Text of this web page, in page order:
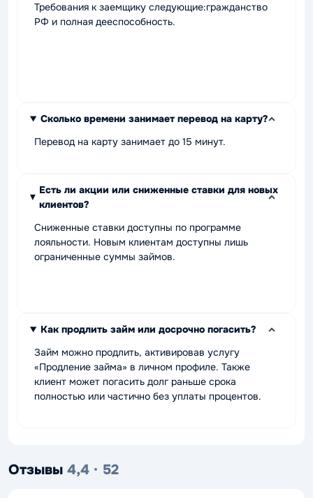
Требования к заемщику следующие:гражданство
РФ и полная дееспособность.
Сколько времени занимает перевод на карту?
Перевод на карту занимает до 15 минут.
Есть ли акции или сниженные ставки для новых
клиентов?
Сниженные ставки доступны по программе
лояльности. Новым клиентам доступны лишь
ограниченные суммы займов.
Как продлить займ или досрочно погасить?
Займ можно продлить, активировав услугу
«Продление займа» в личном профиле. Также
клиент может погасить долг раньше срока
полностью или частично без уплаты процентов.
Отзывы 4,4 · 52